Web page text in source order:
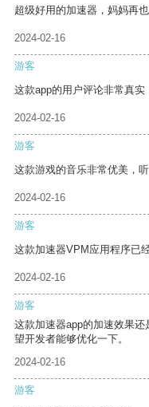
超级好用的加速器，妈妈再
2024-02-16
游客
这款app的用户评论非常真实
2024-02-16
游客
这款游戏的音乐非常优美，听
2024-02-16
游客
这款加速器VPM应用程序已
2024-02-16
游客
这款加速器app的加速效果
望开发者能够优化一下。
2024-02-16
游客